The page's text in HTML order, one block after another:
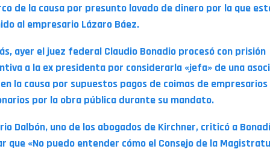
de la causa por presunto lavado de dinero por la que
al empresario Lázaro Báez.
ayer el juez federal Claudio Bonadio procesó con prisión
a la ex presidenta por considerarla «jefa» de una
la causa por supuestos pagos de coimas de empresarios
por la obra pública durante su mandato.
Dalbón, uno de los abogados de Kirchner, criticó a
que «No puedo entender cómo el Consejo de la